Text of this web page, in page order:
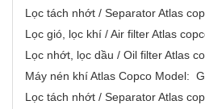
Lọc tách nhớt / Separator Atlas
Lọc gió, lọc khí / Air filter Atlas
Lọc nhớt, lọc dầu / Oil filter Atlas
Máy nén khí Atlas Copco
Lọc tách nhớt / Separator Atlas